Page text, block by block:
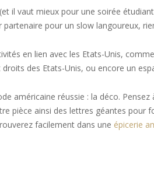
il vaut mieux pour une soirée
partenaire pour un slow langoureux,
en lien avec les Etats-Unis,
des Etats-Unis, ou encore un
américaine réussie : la déco.
pièce ainsi des lettres géantes
facilement dans une épicerie